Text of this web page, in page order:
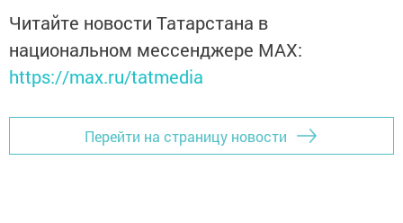
Читайте новости Татарстана в
национальном мессенджере MАХ:
https://max.ru/tatmedia
Перейти на страницу новости